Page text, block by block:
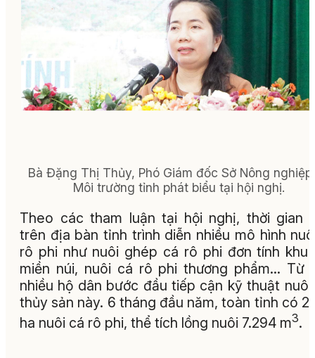
Bà Đặng Thị Thủy, Phó Giám đốc Sở Nông
Môi trường tỉnh phát biểu tại hội nghị.
Theo các tham luận tại hội nghị, thời gian
trên địa bàn tỉnh trình diễn nhiều mô hình
rô phi như nuôi ghép cá rô phi đơn tính khu
miền núi, nuôi cá rô phi thương phẩm… Từ
nhiều hộ dân bước đầu tiếp cận kỹ thuật nuôi
thủy sản này. 6 tháng đầu năm, toàn tỉnh có
ha nuôi cá rô phi, thể tích lồng nuôi 7.294 m3.